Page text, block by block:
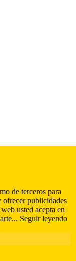
de terceros para
ofrecer publicidades
usted acepta en
Seguir leyendo